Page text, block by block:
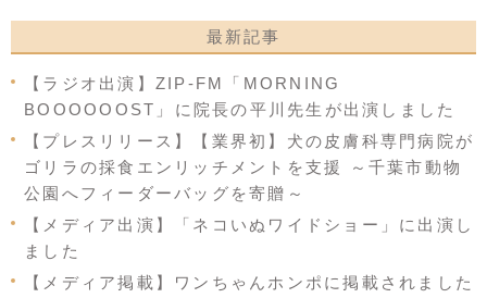
最新記事
【ラジオ出演】ZIP-FM「MORNING
BOOOOOOST」に院長の平川先生が出演しました
【プレスリリース】【業界初】犬の皮膚科専門病院が
ゴリラの採食エンリッチメントを支援 ～千葉市動物
公園へフィーダーバッグを寄贈～
【メディア出演】「ネコいぬワイドショー」に出演し
ました
【メディア掲載】ワンちゃんホンポに掲載されました